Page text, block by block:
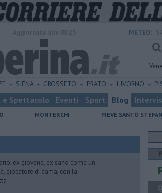
METEO:
SIENA GROSSETO PRATO LIVORNO
e Spettacolo Eventi Sport Blog
MONTERCHI PIEVE SANTO
ex giovane, ex sano come un
giocatore di dama, con la